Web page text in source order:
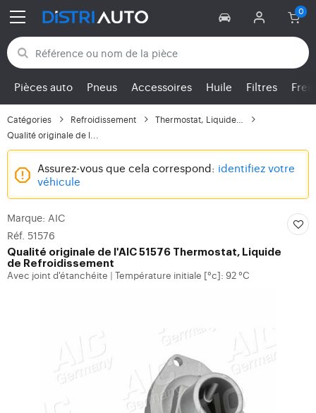
Retour aux catégories
Pièces auto Pneus Accessoires Huile Filtres
Catégories Refroidissement
Qualité originale de l...
Assurez-vous que cela correspond: identifiez votre
véhicule
Marque: AIC
Réf. 51576
Qualité originale de l'AIC 51576 Thermostat, Liquide
de Refroidissement
Avec joint d'étanchéite Température initiale [°c]: 92 °C